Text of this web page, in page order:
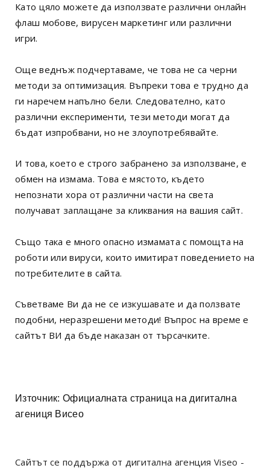
Като цяло можете да използвате различни онлайн
флаш мобове, вирусен маркетинг или различни
игри.
Още веднъж подчертаваме, че това не са черни
методи за оптимизация. Въпреки това е трудно да
ги наречем напълно бели. Следователно, като
различни експерименти, тези методи могат да
бъдат изпробвани, но не злоупотребявайте.
И това, което е строго забранено за използване, е
обмен на измама. Това е мястото, където
непознати хора от различни части на света
получават заплащане за кликвания на вашия сайт.
Също така е много опасно измамата с помощта на
роботи или вируси, които имитират поведението на
потребителите в сайта.
Съветваме Ви да не се изкушавате и да ползвате
подобни, неразрешени методи! Въпрос на време е
сайтът ВИ да бъде наказан от търсачките.
Източник:Официалната страница на дигитална
агениця Висео
Сайтът се поддържа от дигитална агенция Viseo -